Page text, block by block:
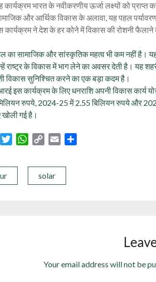
कार्यक्रम भारत के नवीकरणीय ऊर्जा लक्ष्यों को प्राप्त
और आर्थिक विकास के अलावा, यह पहल
कार्यक्रम ने देश के हर कोने में विकास की रोशनी फैलाने
का सामाजिक और सांस्कृतिक महत्व भी कम नहीं है।
राष्ट्र के विकास में भाग लेने का अवसर देती है। यह
विकास सुनिश्चित करने का एक बड़ा कदम है।
इस कार्यक्रम के लिए धनराशि अपनी विकास कार्य
रुपये, 2024-25 में 2.55 बिलियन रुपये और
गई है।
FacebookTwitterWhatsApp
Copy
Email
solar
Your email address will not be